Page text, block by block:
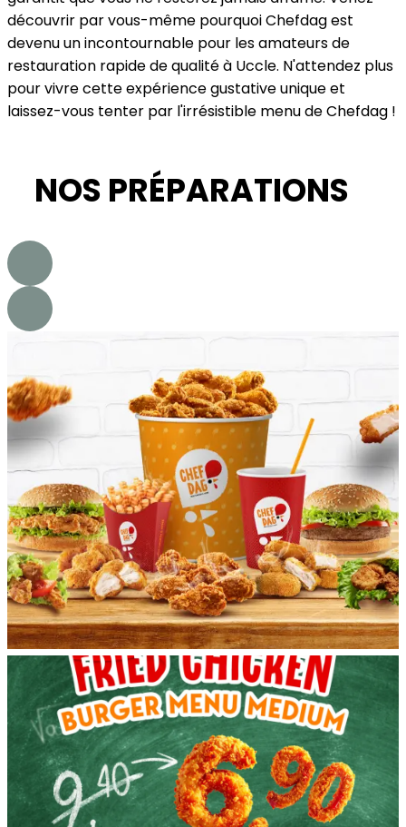
découvrir par vous-même pourquoi Chefdag est
devenu un incontournable pour les amateurs de
restauration rapide de qualité à Uccle. N'attendez plus
pour vivre cette expérience gustative unique et
laissez-vous tenter par l'irrésistible menu de Chefdag !
NOS PRÉPARATIONS